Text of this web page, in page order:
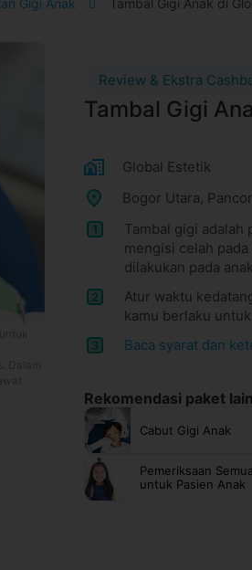
Gigi Anak Tambal Gigi Anak di
Review & Ekstra
Tambal Gigi
Global Estetik
Bogor Utara,
1
Tambal gigi adalah
mengisi celah
dilakukan pada
2
Atur waktu
kamu berlaku
3 Baca syarat dan
Rekomendasi paket
Cabut Gigi Anak
Pemeriksaan
untuk Pasien Anak